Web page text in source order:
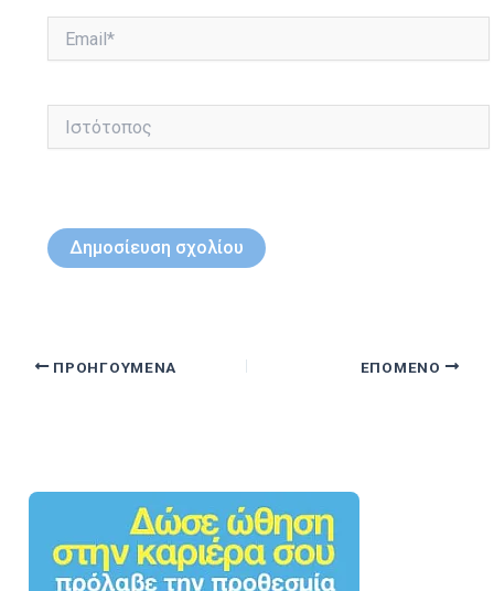
ΠΡΟΗΓΟΎΜΕΝΑ ΕΠΌΜΕΝΟ